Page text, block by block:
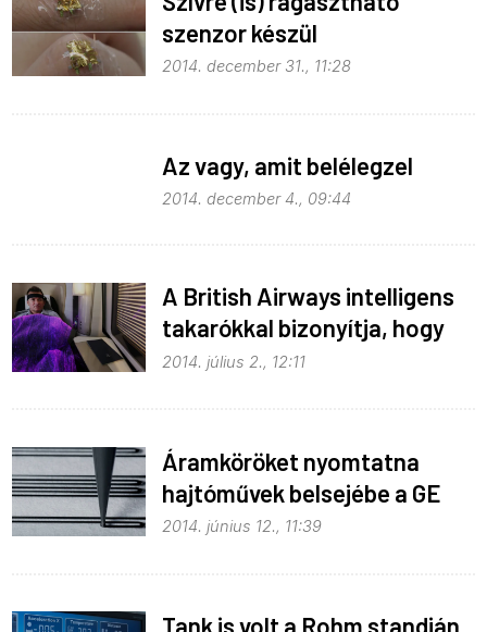
szenzor készül
2014. december 31., 11:28
Az vagy, amit belélegzel
2014. december 4., 09:44
A British Airways intelligens
takarókkal bizonyítja, hogy
jobb utazni első osztályon
2014. július 2., 12:11
Áramköröket nyomtatna
hajtóművek belsejébe a GE
2014. június 12., 11:39
Tank is volt a Rohm standján